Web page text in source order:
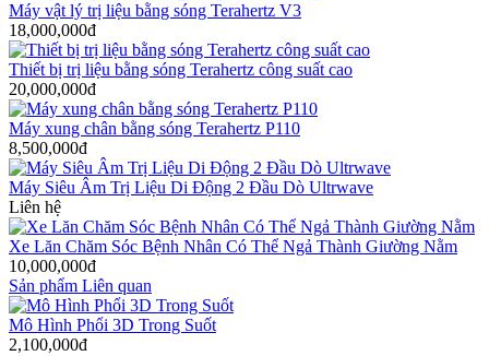
Máy vật lý trị liệu bằng sóng Terahertz V3
18,000,000đ
Thiết bị trị liệu bằng sóng Terahertz công suất cao
20,000,000đ
Máy xung chân bằng sóng Terahertz P110
8,500,000đ
Máy Siêu Âm Trị Liệu Di Động 2 Đầu Dò Ultrwave
Liên hệ
Xe Lăn Chăm Sóc Bệnh Nhân Có Thể Ngả Thành Giường Nằm
10,000,000đ
Sản phẩm Liên quan
Mô Hình Phổi 3D Trong Suốt
2,100,000đ